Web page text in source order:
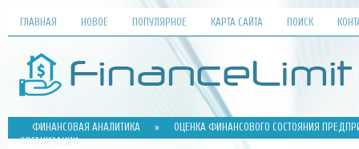
ГЛАВНАЯ НОВОЕ ПОПУЛЯРНОЕ КАРТА САЙТА ПОИСК
ФИНАНСОВАЯ АНАЛИТИКА »
ОЦЕНКА ФИНАНСОВОГО СОСТОЯНИЯ
ОРГАНИЗАЦИИ